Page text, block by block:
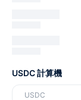
USDC 計算機
USDC